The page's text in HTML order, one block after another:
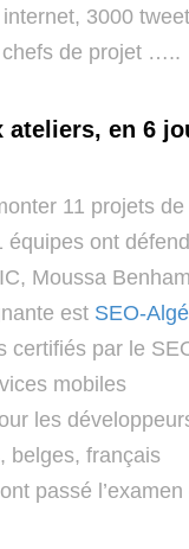
3000
chefs de projet …..
en 6
11 projets
ont
Moussa
est SEO-
certifiés par le
mobiles
les
belges, français
passé